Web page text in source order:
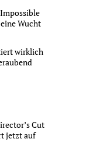
Wucht
wirklich
Cut
jetzt auf